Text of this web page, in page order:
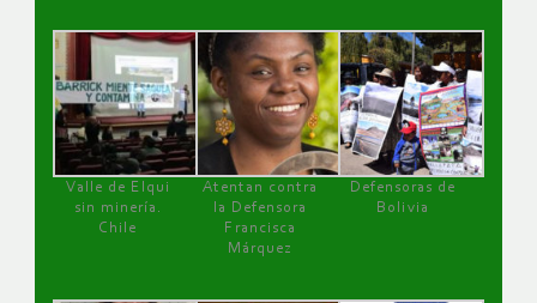
Valle de Elqui
sin minería.
Chile
Atentan contra
la Defensora
Francisca
Márquez
Defensoras de
Bolivia